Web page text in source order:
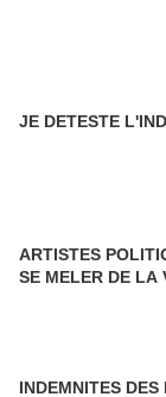
JE DETESTE
ARTISTES
SE MELER DE LA
INDEMNITES DES